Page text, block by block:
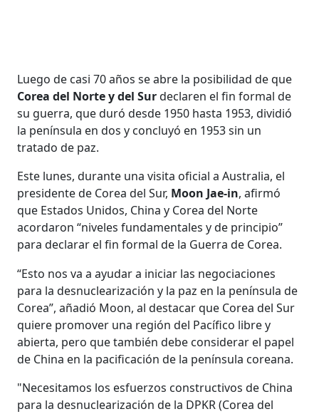
Luego de casi 70 años se abre la posibilidad de que
Corea del Norte y del Surdeclaren el fin formal de
su guerra, que duró desde 1950 hasta 1953, dividió
la península en dos y concluyó en 1953 sin un
tratado de paz.
Este lunes, durante una visita oficial a Australia, el
presidente de Corea del Sur, Moon Jae-in, afirmó
que Estados Unidos, China y Corea del Norte
acordaron “niveles fundamentales y de principio”
para declarar el fin formal de la Guerra de Corea.
“Esto nos va a ayudar a iniciar las negociaciones
para la desnuclearización y la paz en la península de
Corea”, añadió Moon, al destacar que Corea del Sur
quiere promover una región del Pacífico libre y
abierta, pero que también debe considerar el papel
de China en la pacificación de la península coreana.
"Necesitamos los esfuerzos constructivos de China
para la desnuclearización de la DPKR (Corea del